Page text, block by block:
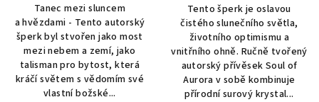
Tanec mezi sluncem
a hvězdami - Tento autorský
šperk byl stvořen jako most
mezi nebem a zemí, jako
talisman pro bytost, která
kráčí světem s vědomím své
vlastní božské...
Tento šperk je oslavou
čistého slunečního světla,
životního optimismu a
vnitřního ohně. Ručně tvořený
autorský přívěsek Soul of
Aurora v sobě kombinuje
přírodní surový krystal...